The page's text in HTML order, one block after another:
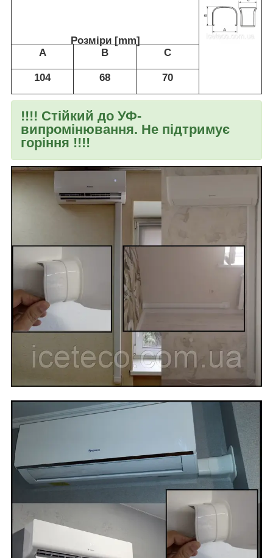
Розміри [mm]
А
В C
104 68 70
!!!! Стійкий до УФ-
випромінювання. Не підтримує
горіння !!!!